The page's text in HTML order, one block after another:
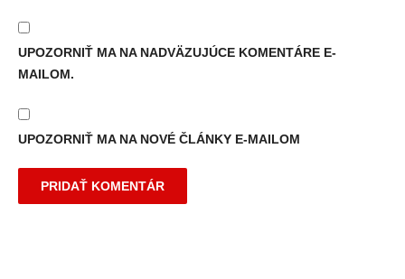
UPOZORNIŤ MA NA NADVÄZUJÚCE KOMENTÁRE E-
MAILOM.
UPOZORNIŤ MA NA NOVÉ ČLÁNKY E-MAILOM